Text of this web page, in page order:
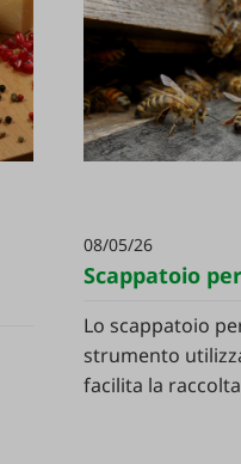
08/05/26
Scappatoio
Lo scappatoio
strumento
facilita la